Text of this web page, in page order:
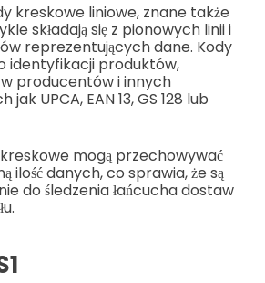
kreskowe liniowe, znane także
składają się z pionowych linii i
reprezentujących dane. Kody
identyfikacji produktów,
producentów i innych
UPCA, EAN 13, GS 128 lub
mogą przechowywać
ilość danych, co sprawia, że są
do śledzenia łańcucha dostaw